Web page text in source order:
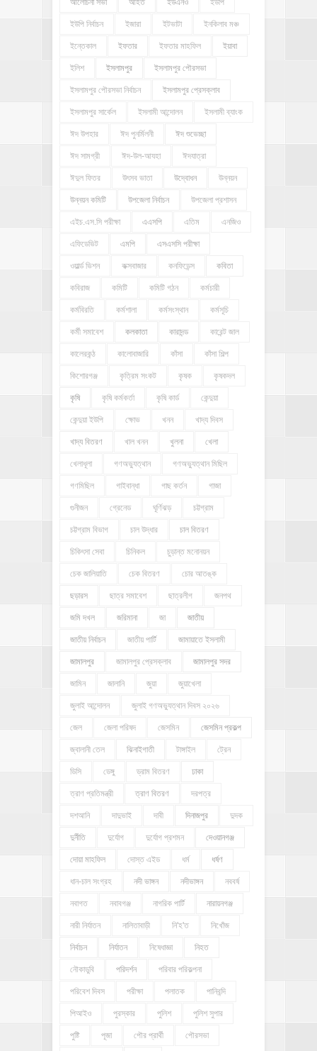
আলোচনা সভা আহত ইউএনও ইউপি
ইউপি নির্বাচন ইজারা ইটভাটা ইনকিলাব মঞ্চ
ইন্তেকাল ইফতার ইফতার মাহফিল ইয়াবা
ইলিশ ইসলামপুর ইসলামপুর পৌরসভা
ইসলামপুর পৌরসভা নির্বাচন ইসলামপুর প্রেসক্লাব
ইসলামপুর সার্কেল ইসলামী আন্দোলন ইসলামী ব্যাংক
ঈদ উপহার ঈদ পুনর্মিলনী ঈদ শুভেচ্ছা
ঈদ সামগ্রী ঈদ-উল-আযহা ঈদযাত্রা
ঈদুল ফিতর উৎসব ভাতা উদ্বোধন উন্নয়ন
উন্নয়ন কমিটি উপজেলা নির্বাচন উপজেলা প্রশাসন
এইচ.এস.সি পরীক্ষা এএসপি এতিম এনজিও
এফিডেভিট এমপি এসএসসি পরীক্ষা
ওয়ার্ল্ড ভিশন কক্সবাজার কনফিডেন্স কবিতা
কবিরাজ কমিটি কমিটি গঠন কর্মচারী
কর্মবিরতি কর্মশালা কর্মসংস্থান কর্মসূচি
কর্মী সমাবেশ কলকাতা কারাদন্ড কারেন্ট জাল
কালেরকন্ঠ কালোবাজারি কাঁসা কাঁসা শিল্প
কিশোরগঞ্জ কৃত্রিম সংকট কৃষক কৃষকদল
কৃষি কৃষি কর্মকর্তা কৃষি কার্ড কেন্দুয়া
কেন্দুয়া ইউপি ক্ষোভ খনন খাদ্য দিবস
খাদ্য বিতরণ খাল খনন খুলনা খেলা
খেলাধূলা গণঅভ্যুত্থান গণঅভ্যুত্থান মিছিল
গণমিছিল গাইবান্ধা গাছ কর্তন গাজা
গুনীজন গ্রেনেড ঘূর্ণিঝড় চট্টগ্রাম
চট্টগ্রাম বিভাগ চাল উদ্ধার চাল বিতরণ
চিকিৎসা সেবা চিনিকল চুড়ান্ত মনোনয়ন
চেক জালিয়াতি চেক বিতরণ চোর আতঙ্ক
ছড়ারস ছাত্র সমাবেশ ছাত্রলীগ জনপথ
জমি দখল জরিমানা জা জাতীয়
জাতীয় নির্বাচন জাতীয় পার্টি জামায়াতে ইসলামী
জামালপুর জামালপুর প্রেসক্লাব জামালপুর সদর
জামিন জালানি জুয়া জুয়াখেলা
জুলাই আন্দোলন জুলাই গণঅভ্যুত্থান দিবস ২০২৬
জেল জেলা পরিষদ জেসমিন জেসমিন প্রকল্প
জ্বালানী তেল ঝিনাইগাতী টাঙ্গাইল ট্রেন
ডিসি ডেঙ্গু ড্রাম বিতরণ ঢাকা
ত্রাণ প্রতিমন্ত্রী ত্রাণ বিতরণ দরপত্র
দশআনি দাদুভাই দাবী দিনাজপুর দুদক
দুর্নীতি দুর্যোগ দুর্যোগ প্রশমন দেওয়ানগঞ্জ
দোয়া মাহফিল দোস্ত এইড ধর্ম ধর্ষণ
ধান-চাল সংগ্রহ নদী ভাঙ্গন নদীভাঙ্গন নববর্ষ
নবাগত নবাবগঞ্জ নাগরিক পার্টি নারায়নগঞ্জ
নারী নির্যাতন নালিতাবাড়ী নি'হ'ত নিখোঁজ
নির্বাচন নির্যাতন নিষেধাজ্ঞা নিহত
নৌকাডুবি পরিদর্শন পরিবার পরিকল্পনা
পরিবেশ দিবস পরীক্ষা পলাতক পানিবন্দি
পিআইও পুরস্কার পুলিশ পুলিশ সুপার
পুষ্টি পূজা পৌর প্রার্থী পৌরসভা